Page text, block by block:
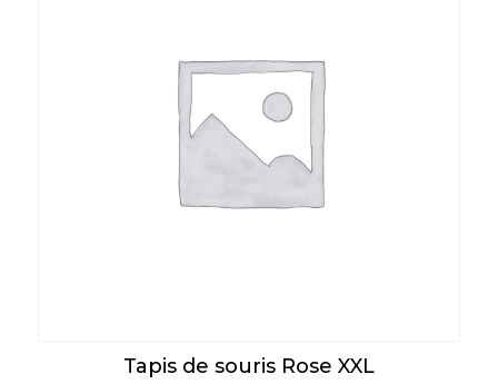
Tapis de souris Rose XXL